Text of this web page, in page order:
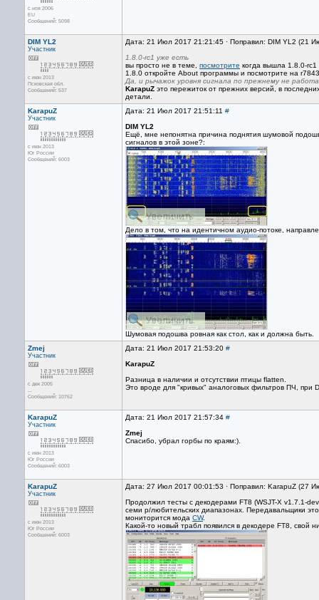
с ноя 2006
EU
Сообщений: 5098
DIM YL2
Участник
с июн 2013
Псковская обл.
Сообщений: 537
Дата: 21 Июл 2017 21:21:45 · Поправил: DIM YL2 (21
1.8.0-rc1 уже есть
вы просто не в теме, посмотрите когда вышла 1.8.0-
1.8.0 откройте About программы и посмотрите на
Да, и рычажок уровня сигнала по прежнему не
KarapuZ это пережиток от прежних версий, в
детали.
KarapuZ
Участник
с июн 2013
Юг России
Сообщений: 6003
Дата: 21 Июл 2017 21:51:11 #
DIM YL2
Ещё, мне непонятна причина поднятия шумовой
сигналов в этой зоне?:
Дело в том, что на идентичном аудио-потоке,
Шумовая подошва ровная как стол, как и должна быть.
Zmej
Участник
с дек 2005
...
Сообщений: 10762
Дата: 21 Июл 2017 21:53:20 #
KarapuZ
Разница в наличии и отсутствии птицы flatten.
Это вроде для "кривых" аналоговых фильтров ПЧ, при
KarapuZ
Участник
с июн 2013
Юг России
Сообщений: 6003
Дата: 21 Июл 2017 21:57:34 #
Zmej
Спасибо, убрал горбы по краям:).
KarapuZ
Участник
с июн 2013
Юг России
Сообщений: 6003
Дата: 27 Июл 2017 00:01:53 · Поправил: KarapuZ (27
Продолжил тесты с декодерами FT8 (WSJT-X v1.7.1-
семи р/любительских диапазонах. Передавальщики
мониторится мода CW.
Какой-то новый трабл появился в декодере FT8, свой